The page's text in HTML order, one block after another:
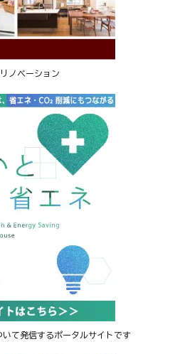
ノベーション
て発信するポータルサイトです